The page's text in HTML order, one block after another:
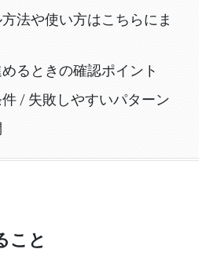
法や使い方はこちらにま
るときの確認ポイント
/ 失敗しやすいパターン
こと